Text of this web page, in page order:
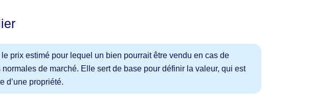
prix estimé pour lequel un bien pourrait être vendu en cas de
de marché. Elle sert de base pour définir la valeur, qui est
d’une propriété.